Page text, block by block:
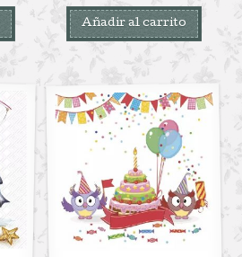
Añadir al carrito